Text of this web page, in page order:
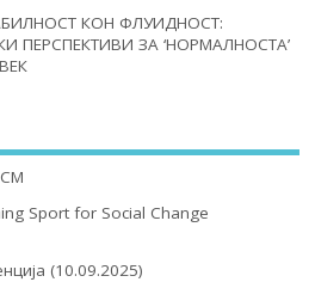
КОН ФЛУИДНОСТ:
ЗА ‘НОРМАЛНОСТА’
Sport for Social Change
(10.09.2025)